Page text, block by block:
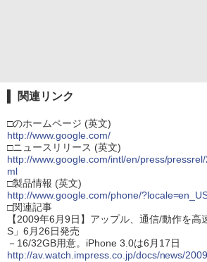
関連リンク
□のホームページ (英文)
http://www.google.com/
□ニュースリリース (英文)
http://www.google.com/intl/en/press/
ml
□製品情報 (英文)
http://www.google.com/phone/
□関連記事
【2009年6月9日】アップル、通信/動作を高
S」6月26日発売
－16/32GB用意。iPhone 3.0は6月17日
http://av.watch.impress.co.jp/docs/news/